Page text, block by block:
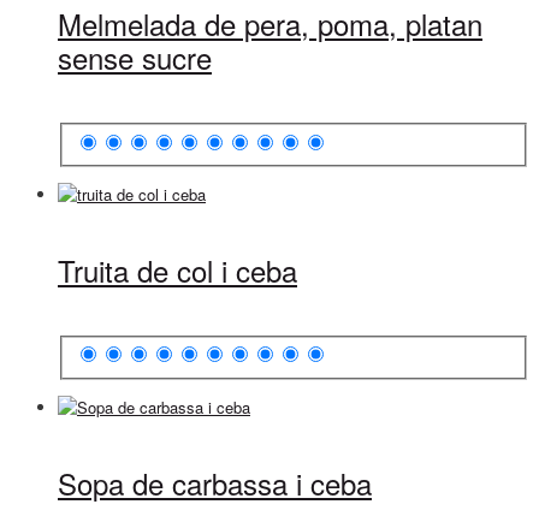
Melmelada de pera, poma, platan
sense sucre
Truita de col i ceba
Sopa de carbassa i ceba